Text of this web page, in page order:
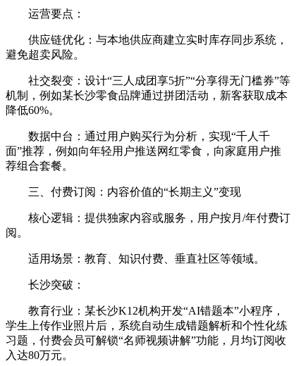
运营要点：
供应链优化：与本地供应商建立实时库存同步系统，
避免超卖风险。
社交裂变：设计“三人成团享5折”“分享得无门槛券”等
机制，例如某长沙零食品牌通过拼团活动，新客获取成本
降低60%。
数据中台：通过用户购买行为分析，实现“千人千
面”推荐，例如向年轻用户推送网红零食，向家庭用户推
荐组合套餐。
三、付费订阅：内容价值的“长期主义”变现
核心逻辑：提供独家内容或服务，用户按月/年付费订
阅。
适用场景：教育、知识付费、垂直社区等领域。
长沙突破：
教育行业：某长沙K12机构开发“AI错题本”小程序，
学生上传作业照片后，系统自动生成错题解析和个性化练
习题，付费会员可解锁“名师视频讲解”功能，月均订阅收
入达80万元。